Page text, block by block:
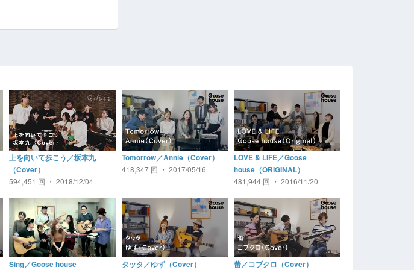
上を向いて歩こう／坂本九
（Cover）
594,451 回 ・ 2018/12/04
Tomorrow／Annie（Cover）
418,347 回 ・ 2017/05/16
LOVE & LIFE／Goose
house（ORIGINAL）
481,944 回 ・ 2016/11/20
Sing／Goose house タッタ／ゆず（Cover） 蕾／コブクロ（Cover）